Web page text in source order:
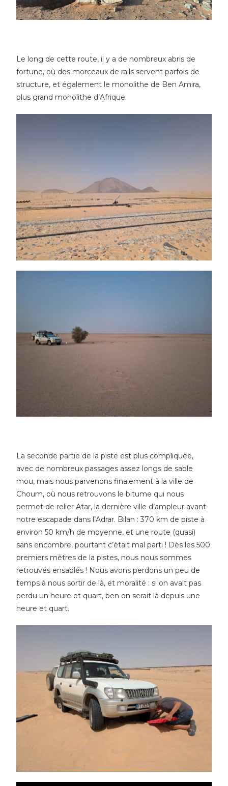
Le long de cette route, il y a de nombreux abris de
fortune, où des morceaux de rails servent parfois de
structure, et également le monolithe de Ben Amira,
plus grand monolithe d’Afrique.
La seconde partie de la piste est plus compliquée,
avec de nombreux passages assez longs de sable
mou, mais nous parvenons finalement à la ville de
Choum, où nous retrouvons le bitume qui nous
permet de relier Atar, la dernière ville d’ampleur avant
notre escapade dans l’Adrar. Bilan : 370 km de piste à
environ 50 km/h de moyenne, et une route (quasi)
sans encombre, pourtant c’était mal parti ! Dès les 500
premiers mètres de la pistes, nous nous sommes
retrouvés ensablés ! Nous avons perdons un peu de
temps à nous sortir de là, et moralité : si on avait pas
perdu un heure et quart, ben on serait là depuis une
heure et quart.